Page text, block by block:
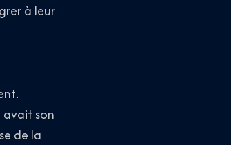
à leur
avait son
de la